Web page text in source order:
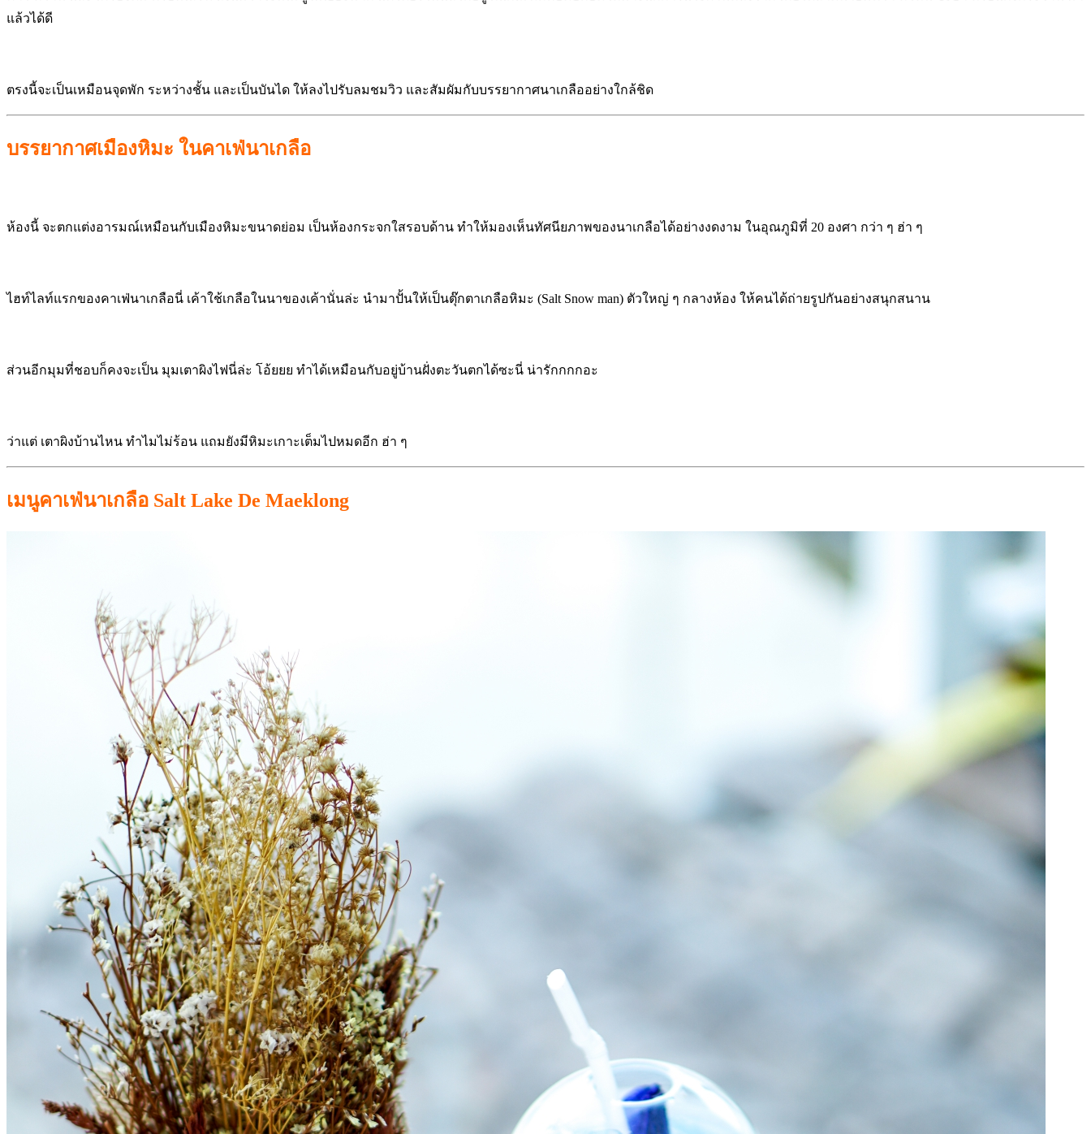
แล้วได้ดี
ตรงนี้จะเป็นเหมือนจุดพัก ระหว่างชั้น และเป็นบันได ให้ลงไปรับลมชมวิว และสัมผัมกับบรรยากาศนาเกลืออย่างใกล้ชิด
บรรยากาศเมืองหิมะ ในคาเฟ่นาเกลือ
ห้องนี้ จะตกแต่งอารมณ์เหมือนกับเมืองหิมะขนาดย่อม เป็นห้องกระจกใสรอบด้าน ทำให้มองเห็นทัศนียภาพของนาเกลือได้อย่างงดงาม ในอุณภูมิที่ 20 องศา กว่า ๆ ฮ่า ๆ
ไฮท์ไลท์แรกของคาเฟ่นาเกลือนี่ เค้าใช้เกลือในนาของเค้านั่นล่ะ นำมาปั้นให้เป็นตุ๊กตาเกลือหิมะ (Salt Snow man) ตัวใหญ่ ๆ กลางห้อง ให้คนได้ถ่ายรูปกันอย่างสนุกสนาน
ส่วนอีกมุมที่ชอบก็คงจะเป็น มุมเตาผิงไฟนี่ล่ะ โอ้ยยย ทำได้เหมือนกับอยู่บ้านฝั่งตะวันตกได้ซะนี่ น่ารักกกกอะ
ว่าแต่ เตาผิงบ้านไหน ทำไมไม่ร้อน แถมยังมีหิมะเกาะเต็มไปหมดอีก ฮ่า ๆ
เมนูคาเฟ่นาเกลือ Salt Lake De Maeklong